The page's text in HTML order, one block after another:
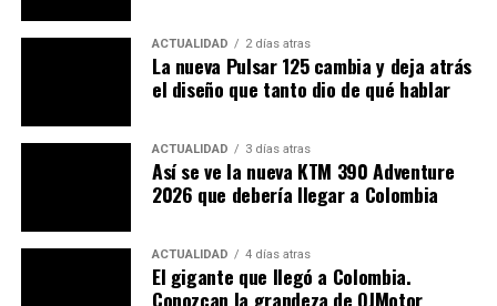
como medio de transporte. También la moto se muestra
como forma de cultura y deporte alternativo en
ACTUALIDAD 2 días atras
La nueva Pulsar 125 cambia y deja atrás
el diseño que tanto dio de qué hablar
ACTUALIDAD 3 días atras
Así se ve la nueva KTM 390 Adventure
2026 que debería llegar a Colombia
ACTUALIDAD 4 días atras
El gigante que llegó a Colombia.
Conozcan la grandeza de QJMotor